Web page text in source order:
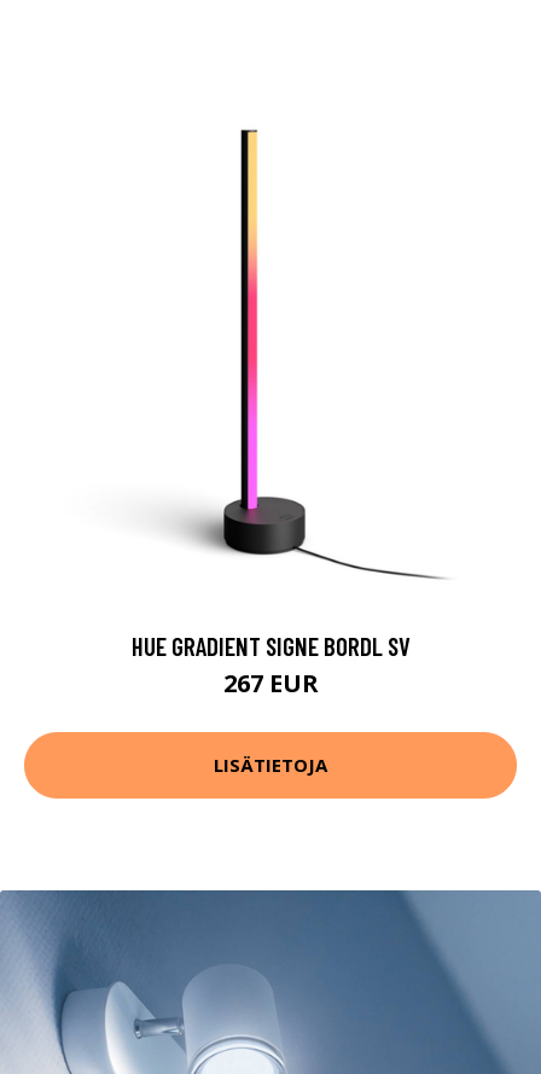
HUE GRADIENT SIGNE BORDL SV
267 EUR
LISÄTIETOJA